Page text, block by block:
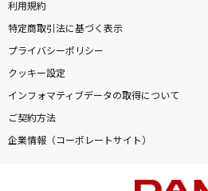
利用規約
特定商取引法に基づく表示
プライバシーポリシー
クッキー設定
インフォマティブデータの取得について
ご契約方法
企業情報（コーポレートサイト）